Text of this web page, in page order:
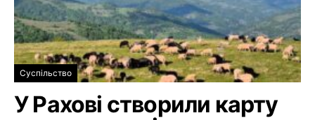
Суспільство
У Рахові створили карту